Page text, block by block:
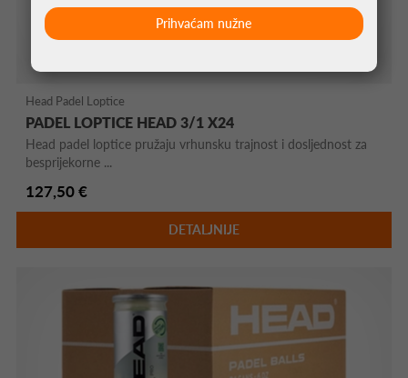
Head Padel Loptice
PADEL LOPTICE HEAD 3/1 X24
Head padel loptice pružaju vrhunsku trajnost i dosljednost za
besprijekorne ...
127,50 €
DETALJNIJE
Prihvaćam nužne